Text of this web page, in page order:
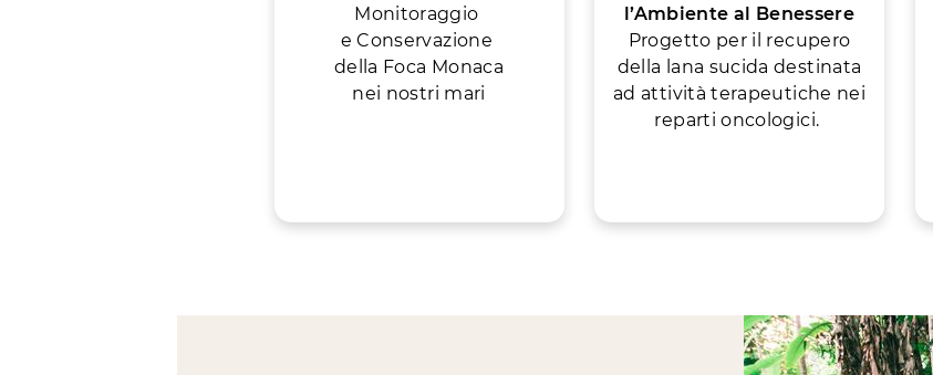
Monitoraggio
e Conservazione
della Foca Monaca
nei nostri mari
l’Ambiente al Benessere
Progetto per il recupero
della lana sucida destinata
ad attività terapeutiche nei
reparti oncologici.